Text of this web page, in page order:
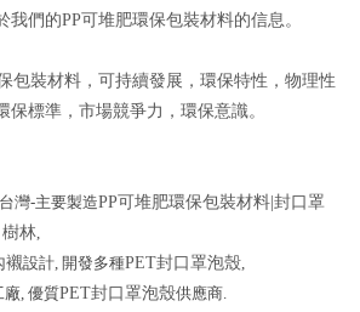
們的PP可堆肥環保包裝材料的信息。
包裝材料，可持續發展，環保特性，物理性
保標準，市場競爭力，環保意識。
灣-主要製造PP可堆肥環保包裝材料|封口罩
林
襯設計, 開發多種PET封口罩泡殼
廠, 優質PET封口罩泡殼供應商.